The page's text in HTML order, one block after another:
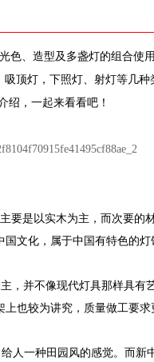
、造型及多盏灯的组合使用可
，下照灯、射灯等几种类型
绍，一起来看看吧！
实木为主，而次要的材质会
化，属于中国有特色的灯饰之
，并不像现代灯具那样具
较为讲究，质量做工要求更
一种田园风的感觉。而新